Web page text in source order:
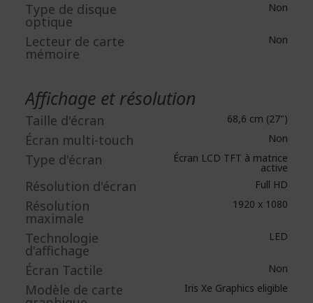
Type de disque
optique
Non
Lecteur de carte
mémoire
Non
Affichage et résolution
Taille d'écran 68,6 cm (27")
Écran multi-touch Non
Type d'écran Écran LCD TFT à matrice
active
Résolution d'écran Full HD
Résolution
maximale
1920 x 1080
Technologie
d'affichage
LED
Écran Tactile Non
Modèle de carte Iris Xe Graphics eligible